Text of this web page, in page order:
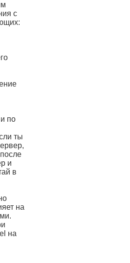
с
по
ты
и
в
на
на